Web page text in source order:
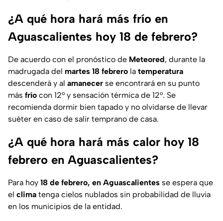
¿A qué hora hará más frío en
Aguascalientes hoy 18 de febrero?
De acuerdo con el pronóstico de Meteored, durante la
madrugada del martes 18 febrero la temperatura
descenderá y al amanecer se encontrará en su punto
más frío con 12° y sensación térmica de 12°. Se
recomienda dormir bien tapado y no olvidarse de llevar
suéter en caso de salir temprano de casa.
¿A qué hora hará más calor hoy 18
febrero en Aguascalientes?
Para hoy 18 de febrero, en Aguascalientes se espera que
el clima tenga cielos nublados sin probabilidad de lluvia
en los municipios de la entidad.